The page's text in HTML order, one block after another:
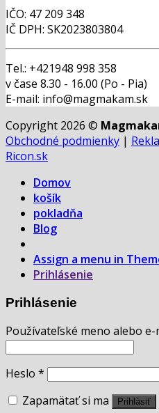
IČO: 47 209 348
IČ DPH: SK2023803804
Tel.: +421948 998 358
v čase 8.30 - 16.00 (Po - Pia)
E-mail: info@magmakam.sk
Copyright 2026 ©
Obchodné podmienky |
Ricon.sk
Domov
košík
pokladňa
Blog
Assign a menu in
Prihlásenie
Prihlásenie
Používateľské meno alebo
Heslo *
Zapamätať si ma
Prihlásiť